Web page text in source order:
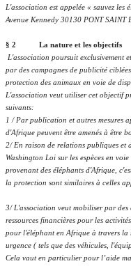
L'association est appelée « sauvez les
Avenue Kennedy 30130 PONT SAINT
§ 2 La nature et les objectifs
L'association poursuit exclusivement
par des campagnes de publicité
protection des animaux en voie de
L'association veut utiliser cet objectif
suivants:
1 / Par publication et autres mesures
d'Afrique peuvent être amenés à être
2/ En raison de relations publiques et
Washington Loi sur les espèces en
provenant des éléphants d'Afrique,
la protection sont similaires à celles
3/ L'association veut mobiliser par
ressources financières pour les
pour l'éléphant en Afrique à travers la
urgence ( tels que des véhicules,
Cela vaut en particulier pour l’aide